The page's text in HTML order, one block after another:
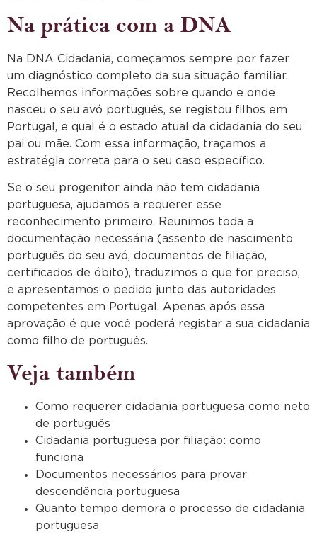
Na prática com a DNA
Na DNA Cidadania, começamos sempre por fazer
um diagnóstico completo da sua situação familiar.
Recolhemos informações sobre quando e onde
nasceu o seu avó português, se registou filhos em
Portugal, e qual é o estado atual da cidadania do seu
pai ou mãe. Com essa informação, traçamos a
estratégia correta para o seu caso específico.
Se o seu progenitor ainda não tem cidadania
portuguesa, ajudamos a requerer esse
reconhecimento primeiro. Reunimos toda a
documentação necessária (assento de nascimento
português do seu avó, documentos de filiação,
certificados de óbito), traduzimos o que for preciso,
e apresentamos o pedido junto das autoridades
competentes em Portugal. Apenas após essa
aprovação é que você poderá registar a sua cidadania
como filho de português.
Veja também
Como requerer cidadania portuguesa como neto
de português
Cidadania portuguesa por filiação: como
funciona
Documentos necessários para provar
descendência portuguesa
Quanto tempo demora o processo de cidadania
portuguesa